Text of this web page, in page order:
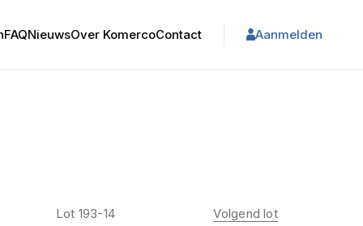
FAQNieuwsOver KomercoContact Aanmelden
Lot 193-14 Volgend lot